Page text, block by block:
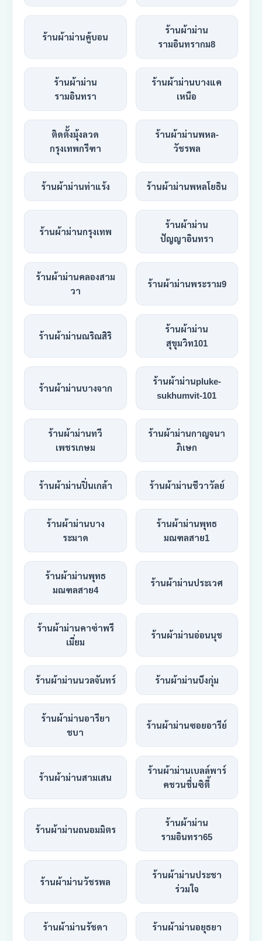
ร้านผ้าม่านคู้บอน
ร้านผ้าม่าน
รามอินทรากม8
ร้านผ้าม่าน
รามอินทรา
ร้านผ้าม่านบางแค
เหนือ
ติดตั้งมุ้งลวด
กรุงเทพกรีฑา
ร้านผ้าม่านพหล-
วัชรพล
ร้านผ้าม่านท่าแร้ง ร้านผ้าม่านพหลโยธิน
ร้านผ้าม่านกรุงเทพ
ร้านผ้าม่าน
ปัญญาอินทรา
ร้านผ้าม่านคลองสาม
วา
ร้านผ้าม่านพระราม9
ร้านผ้าม่านณริณสิริ
ร้านผ้าม่าน
สุขุมวิท101
ร้านผ้าม่านบางจาก
ร้านผ้าม่านpluke-
sukhumvit-101
ร้านผ้าม่านทวี
เพชรเกษม
ร้านผ้าม่านกาญจนา
ภิเษก
ร้านผ้าม่านปิ่นเกล้า ร้านผ้าม่านชีวาวัลย์
ร้านผ้าม่านบาง
ระมาด
ร้านผ้าม่านพุทธ
มณฑลสาย1
ร้านผ้าม่านพุทธ
มณฑลสาย4
ร้านผ้าม่านประเวศ
ร้านผ้าม่านคาซ่าพรี
เมี่ยม
ร้านผ้าม่านอ่อนนุช
ร้านผ้าม่านนวลจันทร์ ร้านผ้าม่านบึงกุ่ม
ร้านผ้าม่านอารียา
ชบา
ร้านผ้าม่านซอยอารีย์
ร้านผ้าม่านสามเสน
ร้านผ้าม่านเบลล์พาร์
คชวนชื่นซิตี้
ร้านผ้าม่านถนอมมิตร
ร้านผ้าม่าน
รามอินทรา65
ร้านผ้าม่านวัชรพล
ร้านผ้าม่านประชา
ร่วมใจ
ร้านผ้าม่านรัชดา ร้านผ้าม่านอยุธยา